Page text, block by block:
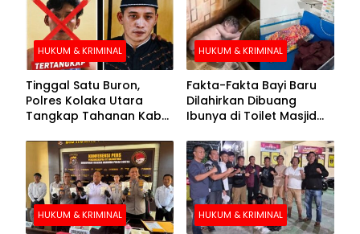
HUKUM & KRIMINAL
Tinggal Satu Buron,
Polres Kolaka Utara
Tangkap Tahanan Kabur
Pengejaran
HUKUM & KRIMINAL
Fakta-Fakta Bayi Baru
Dilahirkan Dibuang
Ibunya di Toilet Masjid
HUKUM & KRIMINAL HUKUM & KRIMINAL